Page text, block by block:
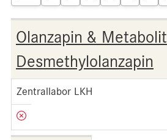
Olanzapin & Metabolit
Desmethylolanzapin
Zentrallabor LKH